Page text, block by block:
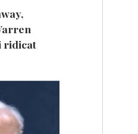
ridicat